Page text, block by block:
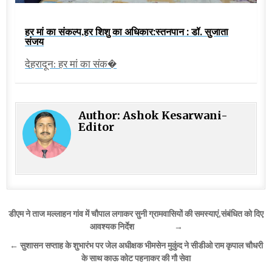
हर मां का संकल्प,हर शिशु का अधिकार:स्तनपान : डॉ. सुजाता
संजय
देहरादून: हर मां का संक�
Author:Ashok Kesarwani-
Editor
Post
navigation
डीएम ने ताज मल्लाहन गांव में चौपाल लगाकर सुनी ग्रामवासियों की समस्याएं,संबंधित को दिए
आवश्यक निर्देश →
← सुशासन सप्ताह के शुभारंभ पर जेल अधीक्षक भीमसेन मुकुंद ने सीडीओ राम कृपाल चौधरी
के साथ काऊ कोट पहनाकर की गौ सेवा